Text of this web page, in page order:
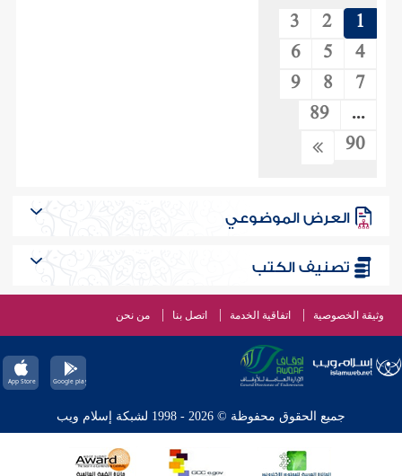
1
2
3
4
5
6
7
8
9
...
89
90
العرض الموضوعي
تصنيف الكتب
وثيقة الخصوصية اتفاقية الخدمة اتصل بنا من نحن
جميع الحقوق محفوظة © 2026 - 1998 لشبكة إسلام ويب